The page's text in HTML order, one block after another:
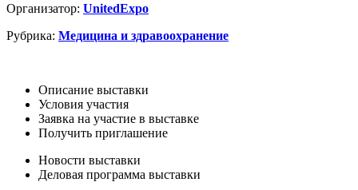
Организатор: UnitedExpo
Рубрика: Медицина и здравоохранение
Описание выставки
Условия участия
Заявка на участие в выставке
Получить приглашение
Новости выставки
Деловая программа выставки